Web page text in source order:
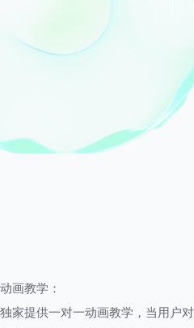
动画教学：
独家提供一对一动画教学，当用户